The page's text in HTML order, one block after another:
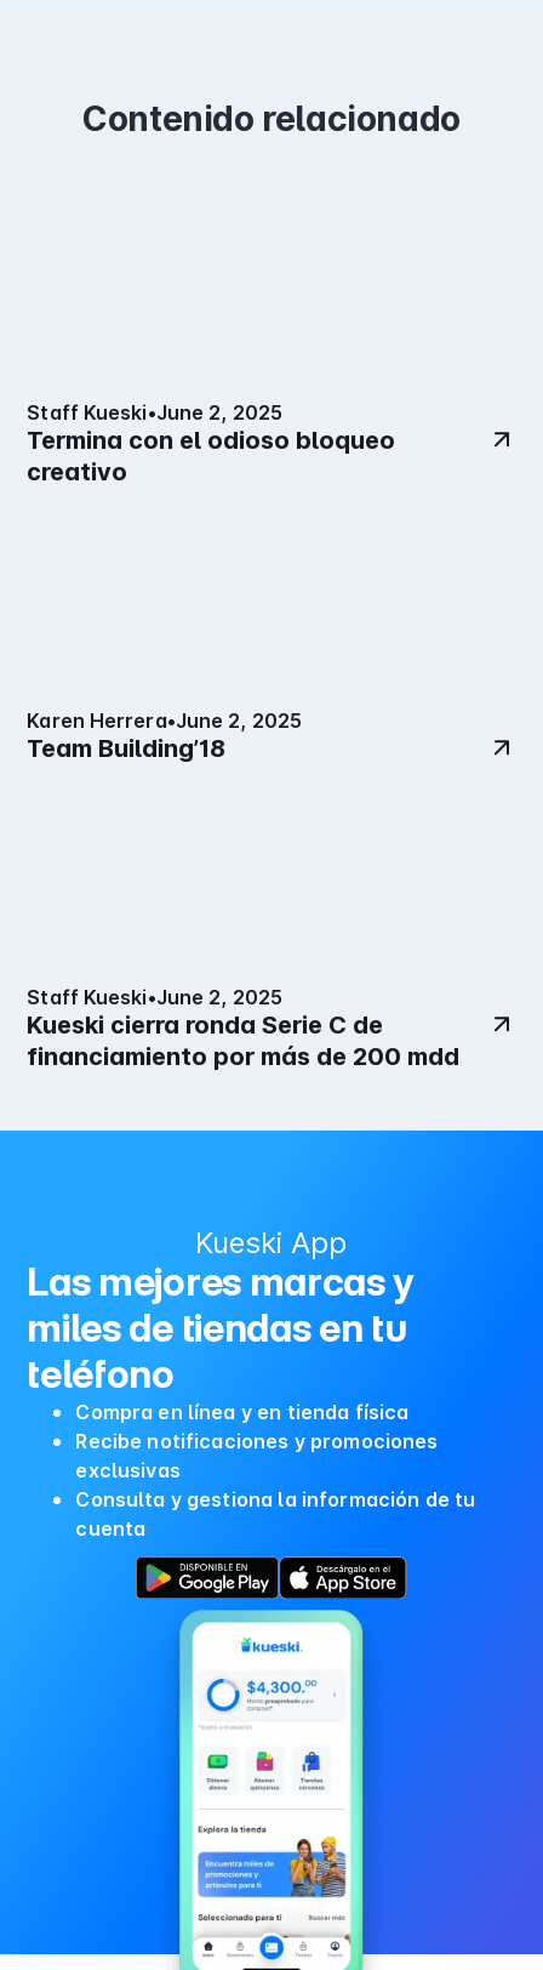
Contenido relacionado
Staff Kueski•June 2, 2025
Termina con el odioso bloqueo
creativo
Karen Herrera•June 2, 2025
Team Building’18
Staff Kueski•June 2, 2025
Kueski cierra ronda Serie C de
financiamiento por más de 200 mdd
Kueski App
Las mejores marcas y
miles de tiendas en tu
teléfono
Compra en línea y en tienda física
Recibe notificaciones y promociones
exclusivas
Consulta y gestiona la información de tu
cuenta